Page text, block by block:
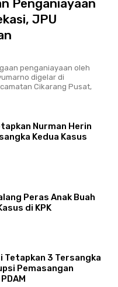
Penganiayaan
JPU
penganiayaan oleh
digelar di
Cikarang Pusat,
Nurman Herin
Kedua Kasus
Peras Anak Buah
di KPK
Tetapkan 3 Tersangka
Pemasangan